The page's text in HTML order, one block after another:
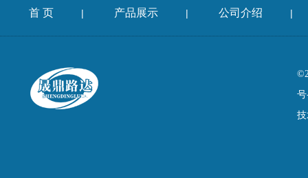
首 页 | 产品展示 | 公司介绍 |
号